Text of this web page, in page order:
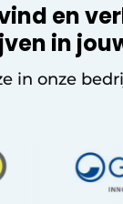
en
in
in onze